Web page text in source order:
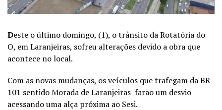
Deste o último domingo, (1), o trânsito da Rotatória do
O, em Laranjeiras, sofreu alterações devido a obra que
acontece no local.
Com as novas mudanças, os veículos que trafegam da BR
101 sentido Morada de Laranjeiras farão um desvio
acessando uma alça próxima ao Sesi.